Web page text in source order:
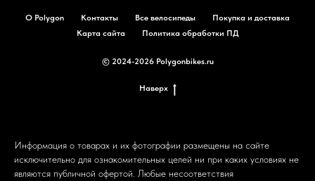
О Polygon Контакты Все велосипеды
Покупка и доставка
Карта сайта
Политика обработки ПД
© 2024-2026 Polygonbikes.ru
Наверх
Информация о товарах и их фотографии размещены на сайте
исключительно для ознакомительных целей ни при каких условиях не
являются публичной офертой. Любые несоответствия